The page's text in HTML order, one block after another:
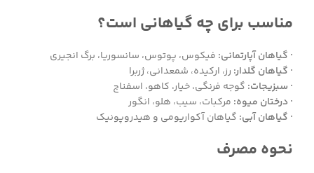
مناسب برای چه گیاهانی است؟
· گیاهان آپارتمانی: فیکوس، پوتوس، سانسوریا، برگ انجیری
· گیاهان گلدار: رز، ارکیده، شمعدانی، ژربرا
· سبزیجات: گوجه فرنگی، خیار، کاهو، اسفناج
· درختان میوه: مرکبات، سیب، هلو، انگور
· گیاهان آبی: گیاهان آکواریومی و هیدروپونیک
نحوه مصرف